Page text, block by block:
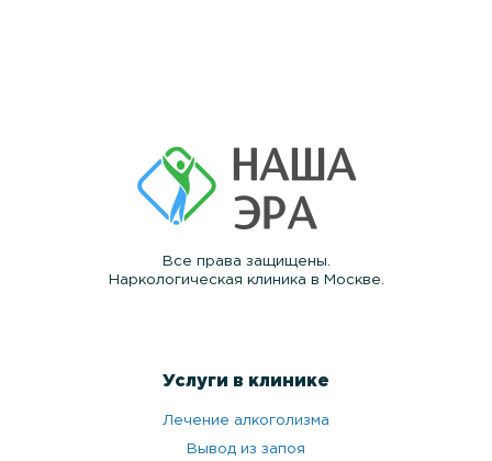
Все права защищены.
Наркологическая клиника в Москве.
Услуги в клинике
Лечение алкоголизма
Вывод из запоя